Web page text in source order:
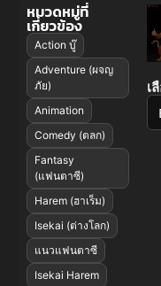
เ
หมวดหมู่ที่
เกี่ยวข้อง
Action บู๊
Adventure (ผจญ
ภัย)
Animation
Comedy (ตลก)
Fantasy
(แฟนตาซี)
Harem (ฮาเร็ม)
Isekai (ต่างโลก)
แนวแฟนตาซี
Isekai Harem